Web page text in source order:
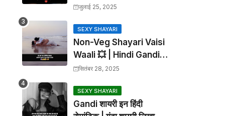
सेक्सी शायरी हिंदी
जुलाई 25, 2025
SEXY SHAYARI
Non-Veg Shayari Vaisi
Waali 💥 | Hindi Gandi
Gandi Shayari 😈🔥 18+
सितंबर 28, 2025
SEXY SHAYARI
Gandi शायरी इन हिंदी